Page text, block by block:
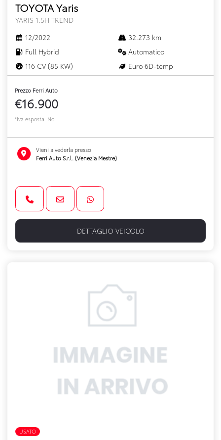
TOYOTA Yaris
YARIS 1.5H TREND
12/2022
32.273 km
Full Hybrid
Automatico
116 CV (85 KW)
Euro 6D-temp
Prezzo Ferri Auto
€16.900
*Iva esposta: No
Vieni a vederla presso
Ferri Auto S.r.l. (Venezia Mestre)
DETTAGLIO VEICOLO
USATO